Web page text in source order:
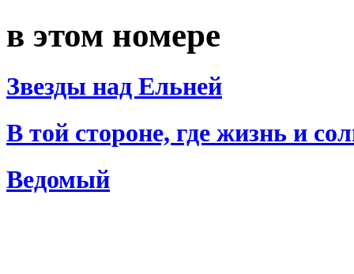
в этом номере
Звезды над Ельней
В той стороне, где жизнь и
Ведомый